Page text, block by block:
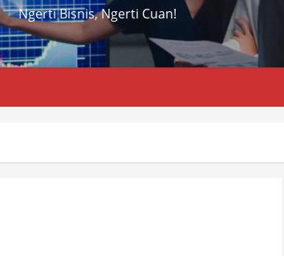
Ngerti Bisnis, Ngerti Cuan!